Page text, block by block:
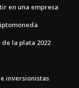
en una empresa
la plata 2022
inversionistas